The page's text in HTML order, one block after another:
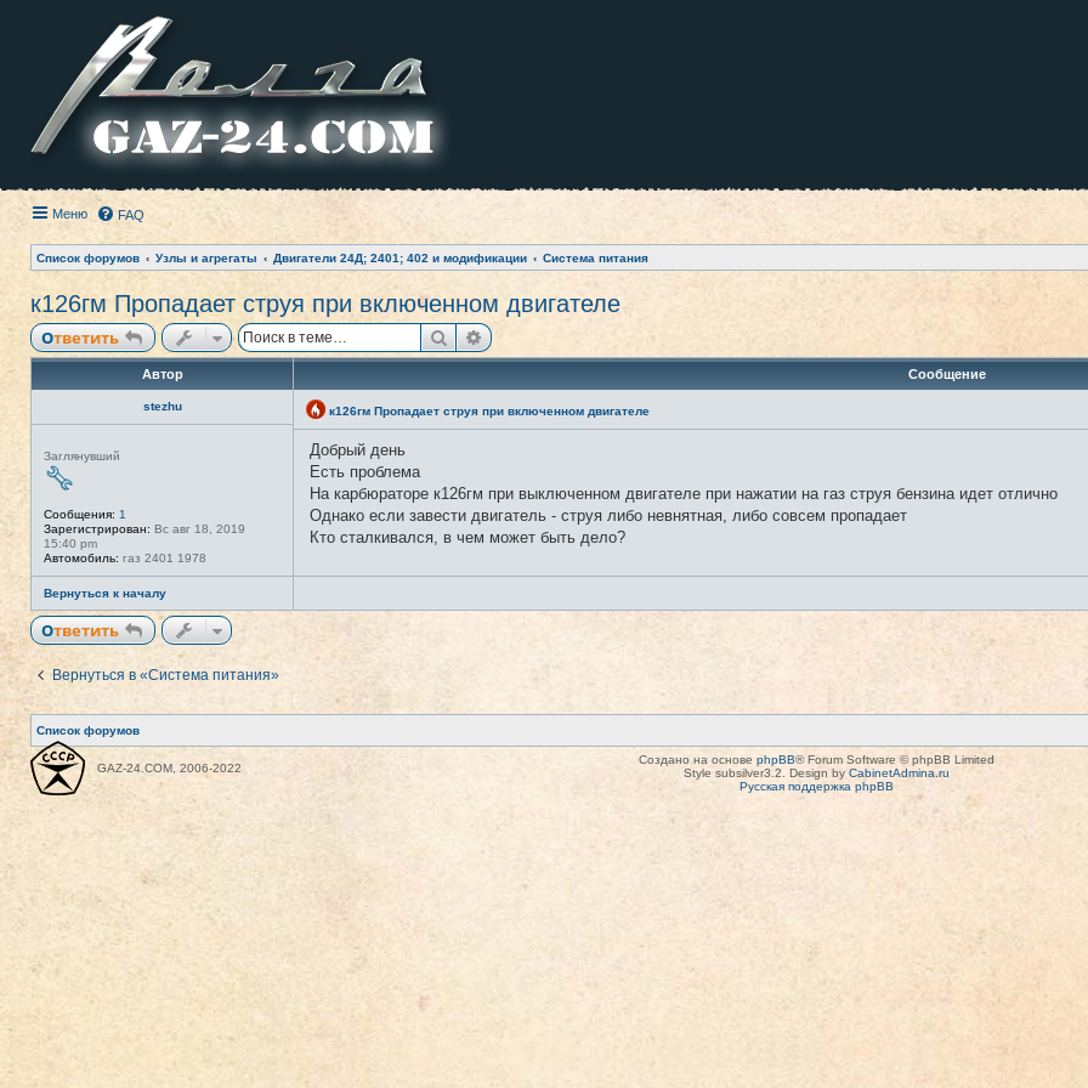
Меню FAQ
Список форумов Узлы и агрегаты Двигатели 24Д; 2401; 402 и модификации Система питания
к126гм Пропадает струя при включенном двигателе
Ответить ПоискРасширенный поиск
Автор Сообщение
stezhu
е
в
т
и
Заглянувший
Сообщения: 1
Зарегистрирован: Вс авг 18, 2019
15:40 pm
Автомобиль: газ 2401 1978
к126гм Пропадает струя при включенном двигателе
Добрый день
Есть проблема
На карбюраторе к126гм при выключенном двигателе при нажатии на газ струя бензина идет отлично
Однако если завести двигатель - струя либо невнятная, либо совсем пропадает
Кто сталкивался, в чем может быть дело?
Вернуться к началу
Ответить
Вернуться в «Система питания»
Список форумов
GAZ-24.COM, 2006-2022
Создано на основе phpBB® Forum Software © phpBB Limited
Style subsilver3.2. Design by CabinetAdmina.ru
Русская поддержка phpBB